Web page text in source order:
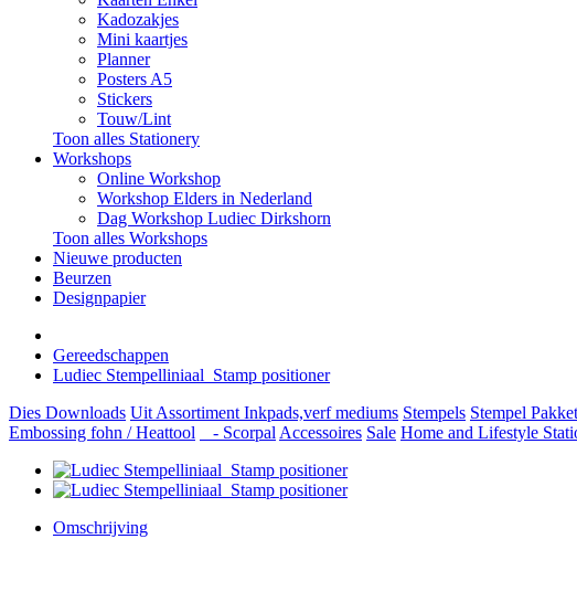
Kadozakjes
Mini kaartjes
Planner
Posters A5
Stickers
Touw/Lint
Toon alles Stationery
Workshops
Online Workshop
Workshop Elders in Nederland
Dag Workshop Ludiec Dirkshorn
Toon alles Workshops
Nieuwe producten
Beurzen
Designpapier
Gereedschappen
Ludiec Stempelliniaal_Stamp positioner
Dies Downloads Uit Assortiment Inkpads,verf mediums Stempels Stempel
Embossing fohn / Heattool
- Scorpal Accessoires Sale Home and Lifestyle
Omschrijving